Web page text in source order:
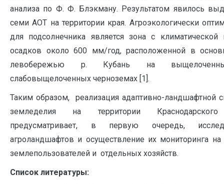
анализа по Ф. Ф. Блэкману. Результатом явилось
семи АОТ на территории края. Агроэкологически
для подсолнечника является зона с климатической
осадков около 600 мм/год, расположенной в
левобережью р. Кубань на
слабовыщелоченных черноземах [1].
Таким образом, реализация адаптивно-ландшафтной
земледелия на территории
предусматривает, в первую очередь,
агроландшафтов и осуществление их мониторинга на
землепользователей и отдельных хозяйств.
Список литературы: